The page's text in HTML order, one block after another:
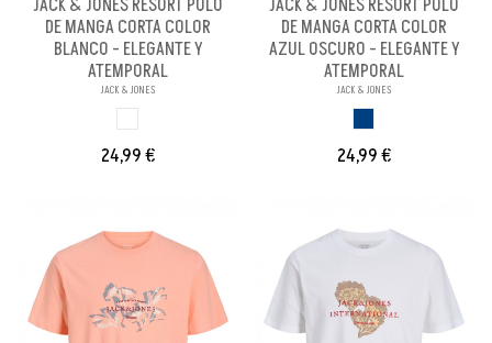
JACK & JONES RESORT POLO
DE MANGA CORTA COLOR
BLANCO - ELEGANTE Y
ATEMPORAL
JACK & JONES
24,99 €
JACK & JONES RESORT POLO
DE MANGA CORTA COLOR
AZUL OSCURO - ELEGANTE Y
ATEMPORAL
JACK & JONES
24,99 €